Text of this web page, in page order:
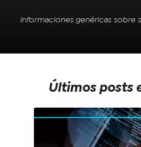
Informaciones genéricas sobre
Últimos posts